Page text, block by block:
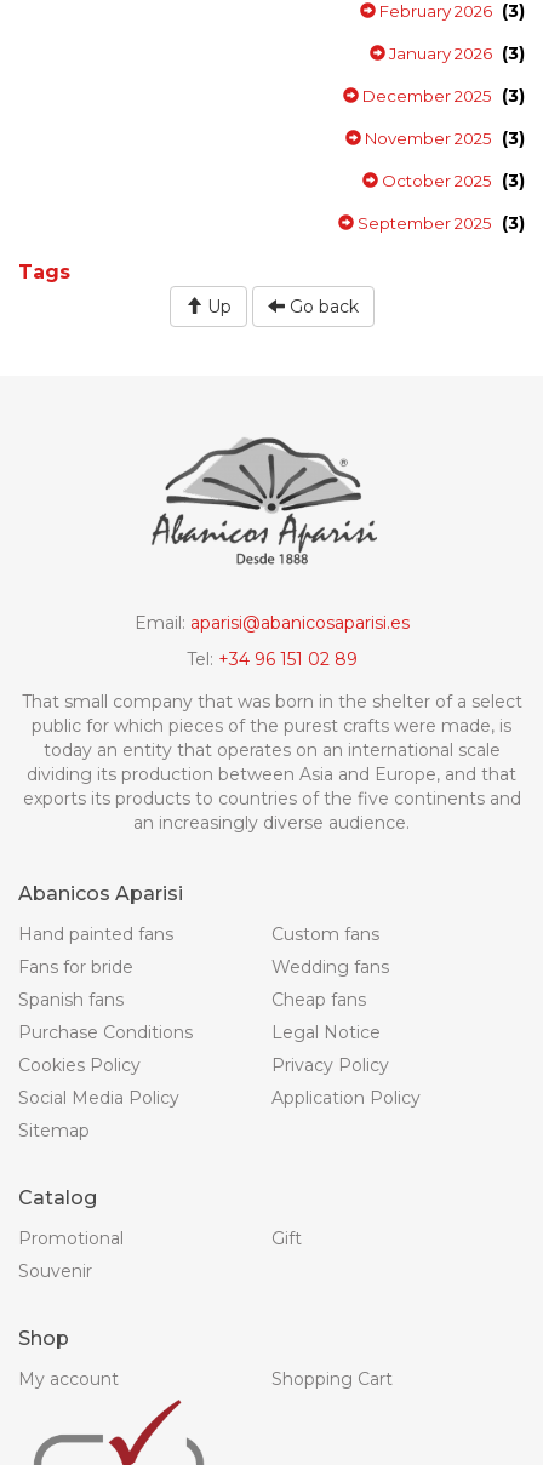
February 2026 (3)
January 2026 (3)
December 2025 (3)
November 2025 (3)
October 2025 (3)
September 2025 (3)
Tags
Up Go back
Email: aparisi@abanicosaparisi.es
Tel: +34 96 151 02 89
That small company that was born in the shelter of a select
public for which pieces of the purest crafts were made, is
today an entity that operates on an international scale
dividing its production between Asia and Europe, and that
exports its products to countries of the five continents and
an increasingly diverse audience.
Abanicos Aparisi
Hand painted fans
Custom fans
Fans for bride
Wedding fans
Spanish fans
Cheap fans
Purchase Conditions
Legal Notice
Cookies Policy
Privacy Policy
Social Media Policy
Application Policy
Sitemap
Catalog
Promotional
Gift
Souvenir
Shop
My account Shopping Cart